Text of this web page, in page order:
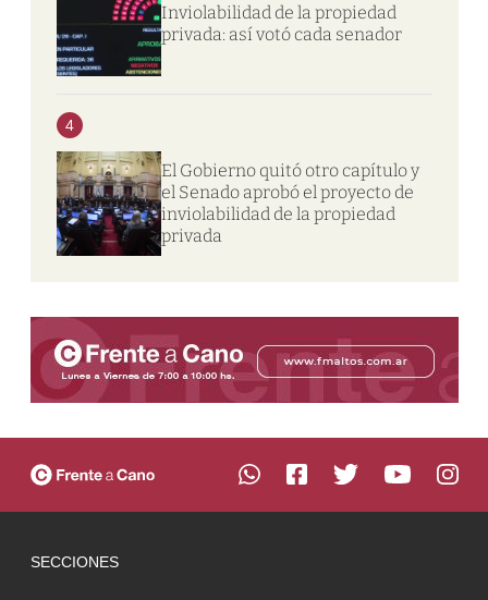
Inviolabilidad de la propiedad
privada: así votó cada senador
4
El Gobierno quitó otro capítulo y
el Senado aprobó el proyecto de
inviolabilidad de la propiedad
privada
SECCIONES